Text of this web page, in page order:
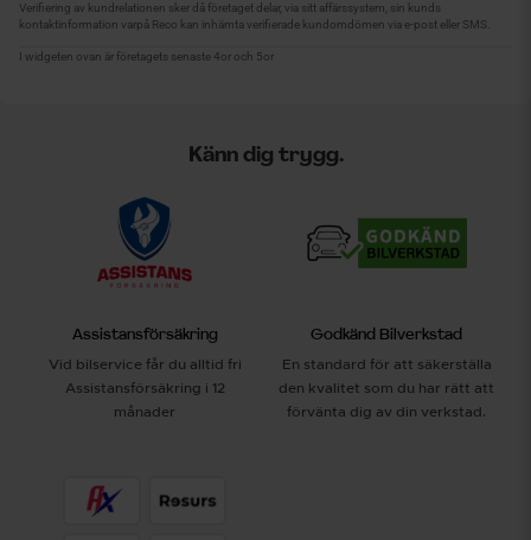
Känn dig trygg.
Assistansförsäkring
Vid bilservice får du alltid fri
Assistansförsäkring i 12
månader
Godkänd Bilverkstad
En standard för att säkerställa
den kvalitet som du har rätt att
förvänta dig av din verkstad.